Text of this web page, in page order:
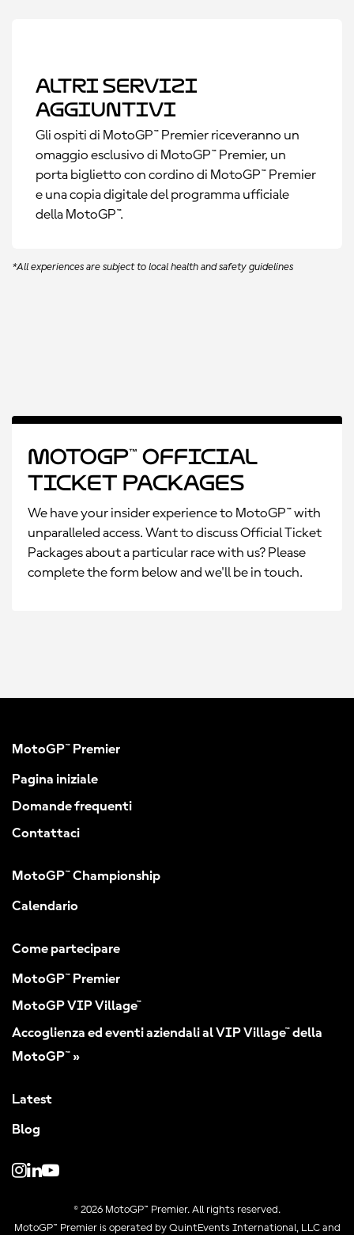
Altri servizi
aggiuntivi
Gli ospiti di MotoGP™ Premier riceveranno un
omaggio esclusivo di MotoGP™ Premier, un
porta biglietto con cordino di MotoGP™ Premier
e una copia digitale del programma ufficiale
della MotoGP™.
*All experiences are subject to local health and safety guidelines
MotoGP™ Official
Ticket Packages
We have your insider experience to MotoGP™ with
unparalleled access. Want to discuss Official Ticket
Packages about a particular race with us? Please
complete the form below and we'll be in touch.
MotoGP™ Premier
Pagina iniziale
Domande frequenti
Contattaci
MotoGP™ Championship
Calendario
Come partecipare
MotoGP™ Premier
MotoGP VIP Village™
Accoglienza ed eventi aziendali al VIP Village™ della
MotoGP™ »
Latest
Blog
© 2026 MotoGP™ Premier. All rights reserved.
MotoGP™ Premier is operated by QuintEvents International, LLC and